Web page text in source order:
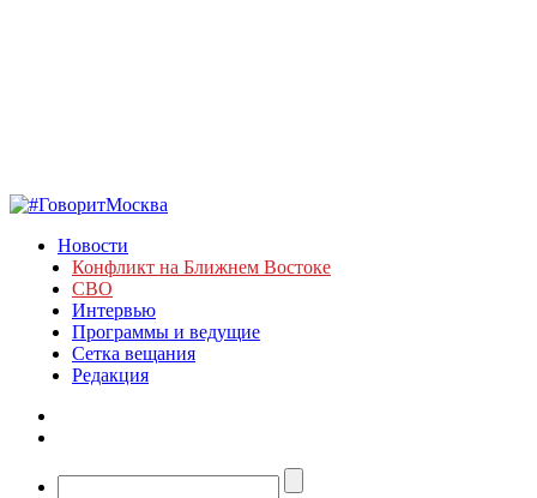
Новости
Конфликт на Ближнем Востоке
СВО
Интервью
Программы и ведущие
Сетка вещания
Редакция